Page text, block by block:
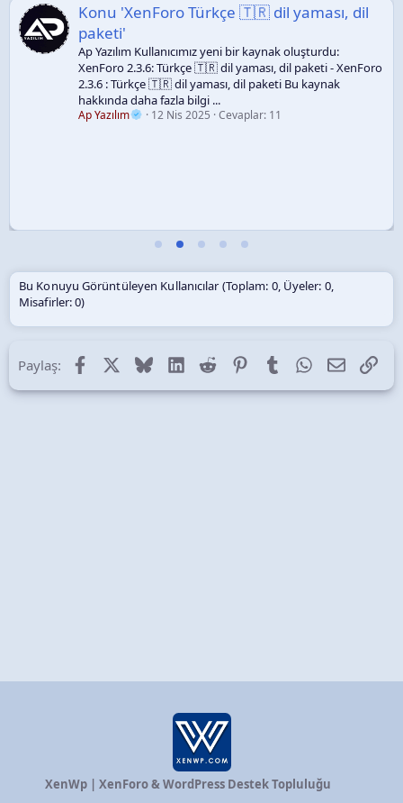
Konu 'XenForo Türkçe 🇹🇷 dil yaması, dil
paketi'
Ap Yazılım Kullanıcımız yeni bir kaynak oluşturdu:
XenForo 2.3.6: Türkçe 🇹🇷 dil yaması, dil paketi - XenForo
2.3.6 : Türkçe 🇹🇷 dil yaması, dil paketi Bu kaynak
hakkında daha fazla bilgi ...
Ap Yazılım 12 Nis 2025 Cevaplar: 11
Bu Konuyu Görüntüleyen Kullanıcılar (Toplam: 0, Üyeler: 0,
Misafirler: 0)
Paylaş: FacebookX (Twitter)
BlueskyLinkedInReddit PinterestTumblr WhatsApp
E-postaLink
XenWp | XenForo & WordPress Destek Topluluğu